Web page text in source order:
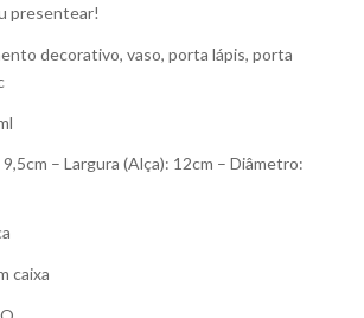
presentear!
decorativo, vaso, porta lápis, porta
– Largura (Alça): 12cm – Diâmetro:
caixa